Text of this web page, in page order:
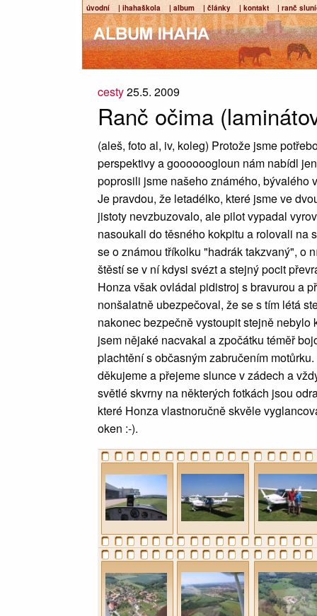
úvodní | ihahaškola | album | články | kontakt | ranč
cesty25.5. 2009
Ranč očima
(aleš, foto al, iv, koleg) Protože jsme
perspektivy a goooooogloun nám nabídl
poprosili jsme našeho známého, bývalého
Je pravdou, že letadélko, které jsme ve
jistoty nevzbuzovalo, ale pilot vypadal
nasoukali do těsného kokpitu a rolovali na
se o známou tříkolku "hadrák takzvaný", o
štěstí se v ní kdysi svézt a stejný pocit
Honza však ovládal pidistroj s bravurou a
nonšalatně ubezpečoval, že se s tím létá
nakonec bezpečně vystoupit stejně nebylo
jsem nějaké nacvakal a zpočátku téměř
plachtění s občasným zabručením
děkujeme a přejeme slunce v zádech a
světlé skvrny na některých fotkách jsou
které Honza vlastnoručně skvěle
oken :-).